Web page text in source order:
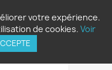
votre expérience.
de cookies. Voir